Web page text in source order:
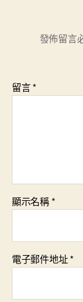
發佈留言
留言*
顯示名稱*
電子郵件地址*